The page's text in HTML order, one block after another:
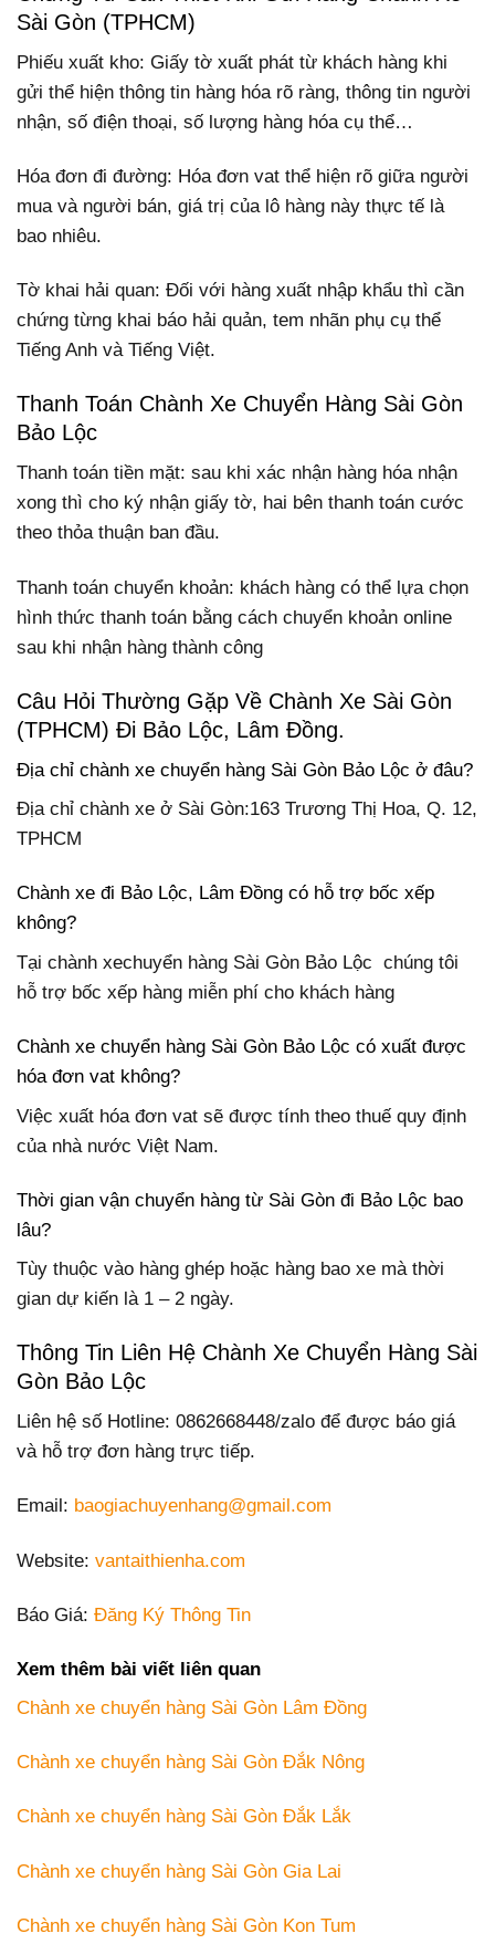
Sài Gòn (TPHCM)
Phiếu xuất kho: Giấy tờ xuất phát từ khách hàng khi
gửi thể hiện thông tin hàng hóa rõ ràng, thông tin người
nhận, số điện thoại, số lượng hàng hóa cụ thể…
Hóa đơn đi đường: Hóa đơn vat thể hiện rõ giữa người
mua và người bán, giá trị của lô hàng này thực tế là
bao nhiêu.
Tờ khai hải quan: Đối với hàng xuất nhập khẩu thì cần
chứng từng khai báo hải quản, tem nhãn phụ cụ thể
Tiếng Anh và Tiếng Việt.
Thanh Toán Chành Xe Chuyển Hàng Sài Gòn
Bảo Lộc
Thanh toán tiền mặt: sau khi xác nhận hàng hóa nhận
xong thì cho ký nhận giấy tờ, hai bên thanh toán cước
theo thỏa thuận ban đầu.
Thanh toán chuyển khoản: khách hàng có thể lựa chọn
hình thức thanh toán bằng cách chuyển khoản online
sau khi nhận hàng thành công
Câu Hỏi Thường Gặp Về Chành Xe Sài Gòn
(TPHCM) Đi Bảo Lộc, Lâm Đồng.
Địa chỉ chành xe chuyển hàng Sài Gòn Bảo Lộc ở đâu?
Địa chỉ chành xe ở Sài Gòn:163 Trương Thị Hoa, Q. 12,
TPHCM
Chành xe đi Bảo Lộc, Lâm Đồng có hỗ trợ bốc xếp
không?
Tại chành xechuyển hàng Sài Gòn Bảo Lộc chúng tôi
hỗ trợ bốc xếp hàng miễn phí cho khách hàng
Chành xe chuyển hàng Sài Gòn Bảo Lộc có xuất được
hóa đơn vat không?
Việc xuất hóa đơn vat sẽ được tính theo thuế quy định
của nhà nước Việt Nam.
Thời gian vận chuyển hàng từ Sài Gòn đi Bảo Lộc bao
lâu?
Tùy thuộc vào hàng ghép hoặc hàng bao xe mà thời
gian dự kiến là 1 – 2 ngày.
Thông Tin Liên Hệ Chành Xe Chuyển Hàng Sài
Gòn Bảo Lộc
Liên hệ số Hotline: 0862668448/zalo để được báo giá
và hỗ trợ đơn hàng trực tiếp.
Email: baogiachuyenhang@gmail.com
Website: vantaithienha.com
Báo Giá: Đăng Ký Thông Tin
Xem thêm bài viết liên quan
Chành xe chuyển hàng Sài Gòn Lâm Đồng
Chành xe chuyển hàng Sài Gòn Đắk Nông
Chành xe chuyển hàng Sài Gòn Đắk Lắk
Chành xe chuyển hàng Sài Gòn Gia Lai
Chành xe chuyển hàng Sài Gòn Kon Tum